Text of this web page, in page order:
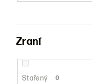
Zraní
Stařený 0